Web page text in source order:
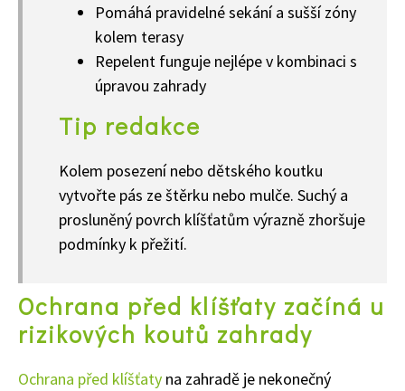
Pomáhá pravidelné sekání a sušší zóny
kolem terasy
Repelent funguje nejlépe v kombinaci s
úpravou zahrady
Tip redakce
Kolem posezení nebo dětského koutku
vytvořte pás ze štěrku nebo mulče. Suchý a
prosluněný povrch klíšťatům výrazně zhoršuje
podmínky k přežití.
Ochrana před klíšťaty začíná u
rizikových koutů zahrady
Ochrana před klíšťaty na zahradě je nekonečný